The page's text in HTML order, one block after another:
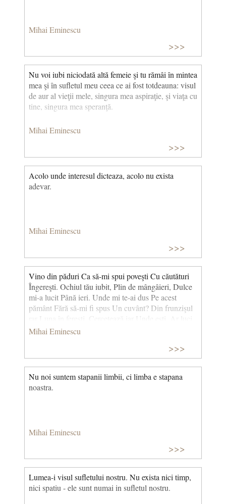
Mihai Eminescu
>>>
Nu voi iubi niciodată altă femeie şi tu rămâi în mintea
mea şi în sufletul meu ceea ce ai fost totdeauna: visul
de aur al vieţii mele, singura mea aspiraţie, şi viaţa cu
tine, singura mea speranţă.
Mihai Eminescu
>>>
Acolo unde interesul dicteaza, acolo nu exista
adevar.
Mihai Eminescu
>>>
Vino din păduri Ca să-mi spui poveşti Cu căutături
Îngereşti. Ochiul tău iubit, Plin de mângâieri, Dulce
mi-a lucit Până ieri. Unde mi te-ai dus Pe acest
pământ Fără să-mi fi spus Un cuvânt? Din frunzişul
rar Luna în fereşti, Cercetează iar Unde eşti. Ar luci
pe zid Până când te culci Până ţi se-nchid Ochii
Pe furiş. Cum nu sunt ca ea Ca să mă strecor Drept
oglinda ta Să cobor. Chipul tău frumos Să-l privesc
întreg, Cu atât folos Să m-aleg. Iar de m-ai zări Pintre
ochi-nchişi Ţi s-ar năzări Luminiş. (cca. 1880–1881)
(Vino din păduri…)
Mihai Eminescu
>>>
Nu noi suntem stapanii limbii, ci limba e stapana
noastra.
Mihai Eminescu
>>>
Lumea-i visul sufletului nostru. Nu exista nici timp,
nici spatiu - ele sunt numai in sufletul nostru.